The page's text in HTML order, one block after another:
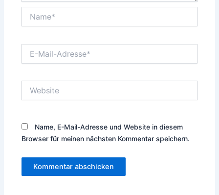
Mail-
Name, E-Mail-Adresse und Website in diesem
Browser für meinen nächsten Kommentar speichern.